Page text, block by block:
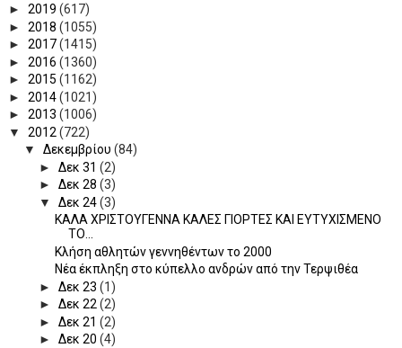
► 2019 (617)
► 2018 (1055)
► 2017(1415)
► 2016 (1360)
► 2015 (1162)
► 2014(1021)
► 2013 (1006)
▼ 2012 (722)
▼ Δεκεμβρίου (84)
► Δεκ 31 (2)
► Δεκ 28 (3)
▼ Δεκ 24(3)
ΚΑΛΑ ΧΡΙΣΤΟΥΓΕΝΝΑ ΚΑΛΕΣ ΓΙΟΡΤΕΣ ΚΑΙ ΕΥΤΥΧΙΣΜΕΝΟ
ΤΟ...
Κλήση αθλητών γεννηθέντων το 2000
Νέα έκπληξη στο κύπελλο ανδρών από την Τερψιθέα
► Δεκ 23 (1)
► Δεκ 22(2)
► Δεκ 21 (2)
► Δεκ 20 (4)